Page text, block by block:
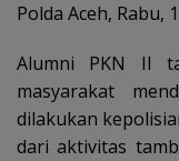
Polda Aceh, Rabu,
Alumni PKN II
masyarakat
dilakukan
dari aktivitas